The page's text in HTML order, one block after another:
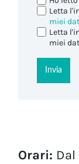
Letta
miei
Letta
miei
Invia
Orari: